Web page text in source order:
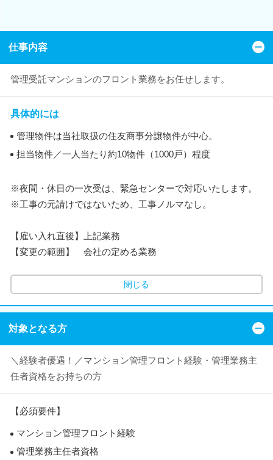
仕事内容
管理受託マンションのフロント業務をお任せします。
具体的には
管理物件は当社取扱の住友商事分譲物件が中心。
担当物件／一人当たり約10物件（1000戸）程度
※夜間・休日の一次受は、緊急センターで対応いたします。
※工事の元請けではないため、工事ノルマなし。
【雇い入れ直後】上記業務
【変更の範囲】 会社の定める業務
閉じる
対象となる方
＼経験者優遇！／マンション管理フロント経験・管理業務主
任者資格をお持ちの方
【必須要件】
マンション管理フロント経験
管理業務主任者資格